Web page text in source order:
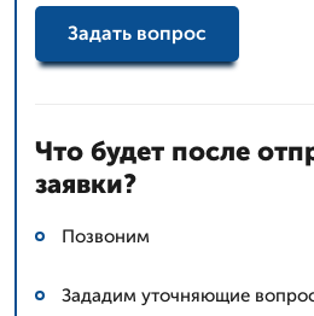
Задать вопрос
Что будет после
заявки?
Позвоним
Зададим уточняющие